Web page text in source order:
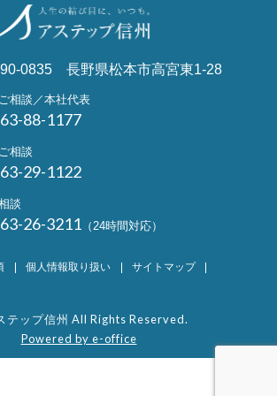
0835 長野県松本市高宮東1-28
相談／本社代表
88-1177
相談
29-1122
談
26-3211 （24時間対応）
個人情報取り扱い サイトマップ
テップ信州 All Rights Reserved.
Powered by e-office